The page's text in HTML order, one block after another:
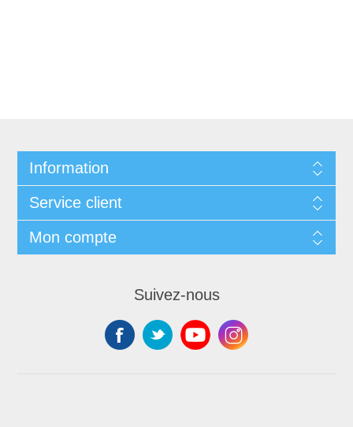
Information
Service client
Mon compte
Suivez-nous